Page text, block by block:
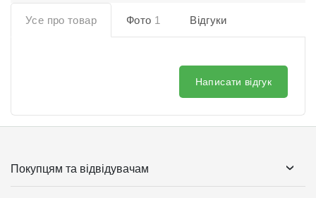
Усе про товар Фото 1 Відгуки
Написати відгук
Покупцям та відвідувачам